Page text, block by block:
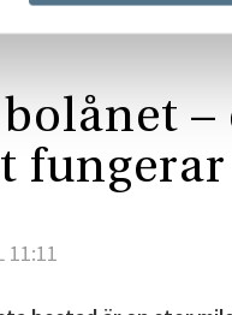
fungerar
11:11